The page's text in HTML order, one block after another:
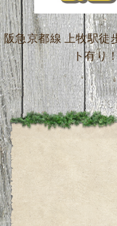
阪急京都線 上牧駅徒
ト有り